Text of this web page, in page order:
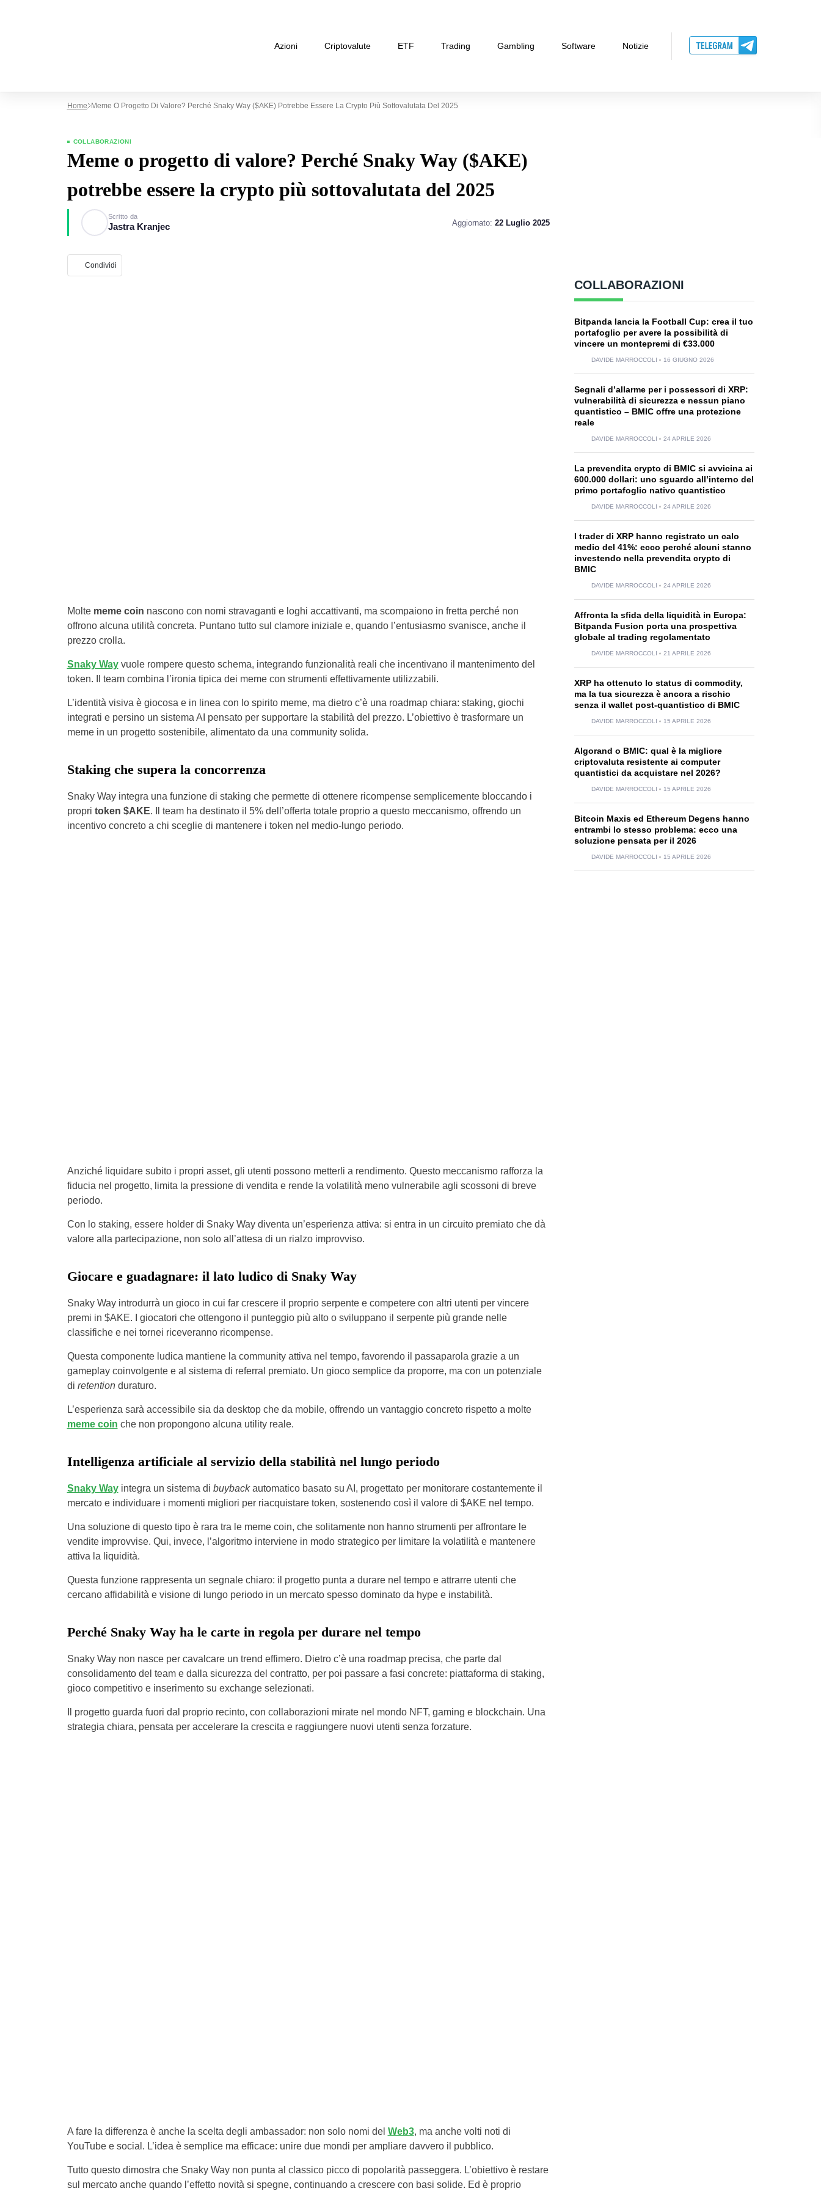
Azioni Criptovalute ETF Trading Gambling Software Notizie
Home Meme O Progetto Di Valore? Perché Snaky Way ($AKE) Potrebbe Essere La Crypto Più Sottovalutata Del 2025
COLLABORAZIONI
Meme o progetto di valore? Perché Snaky Way ($AKE)
potrebbe essere la crypto più sottovalutata del 2025
Scritto da
Jastra Kranjec Aggiornato: 22 Luglio 2025
Condividi
Molte meme coin nascono con nomi stravaganti e loghi accattivanti, ma scompaiono in fretta perché non
offrono alcuna utilità concreta. Puntano tutto sul clamore iniziale e, quando l’entusiasmo svanisce, anche il
prezzo crolla.
Snaky Wayvuole rompere questo schema, integrando funzionalità reali che incentivano il mantenimento del
token. Il team combina l’ironia tipica dei meme con strumenti effettivamente utilizzabili.
L’identità visiva è giocosa e in linea con lo spirito meme, ma dietro c’è una roadmap chiara: staking, giochi
integrati e persino un sistema AI pensato per supportare la stabilità del prezzo. L’obiettivo è trasformare un
meme in un progetto sostenibile, alimentato da una community solida.
Staking che supera la concorrenza
Snaky Way integra una funzione di staking che permette di ottenere ricompense semplicemente bloccando i
propri token $AKE. Il team ha destinato il 5% dell’offerta totale proprio a questo meccanismo, offrendo un
incentivo concreto a chi sceglie di mantenere i token nel medio-lungo periodo.
Anziché liquidare subito i propri asset, gli utenti possono metterli a rendimento. Questo meccanismo rafforza la
fiducia nel progetto, limita la pressione di vendita e rende la volatilità meno vulnerabile agli scossoni di breve
periodo.
Con lo staking, essere holder di Snaky Way diventa un’esperienza attiva: si entra in un circuito premiato che dà
valore alla partecipazione, non solo all’attesa di un rialzo improvviso.
Giocare e guadagnare: il lato ludico di Snaky Way
Snaky Way introdurrà un gioco in cui far crescere il proprio serpente e competere con altri utenti per vincere
premi in $AKE. I giocatori che ottengono il punteggio più alto o sviluppano il serpente più grande nelle
classifiche e nei tornei riceveranno ricompense.
Questa componente ludica mantiene la community attiva nel tempo, favorendo il passaparola grazie a un
gameplay coinvolgente e al sistema di referral premiato. Un gioco semplice da proporre, ma con un potenziale
di retentionduraturo.
L’esperienza sarà accessibile sia da desktop che da mobile, offrendo un vantaggio concreto rispetto a molte
meme coin che non propongono alcuna utility reale.
Intelligenza artificiale al servizio della stabilità nel lungo periodo
Snaky Wayintegra un sistema di buybackautomatico basato su AI, progettato per monitorare costantemente il
mercato e individuare i momenti migliori per riacquistare token, sostenendo così il valore di $AKE nel tempo.
Una soluzione di questo tipo è rara tra le meme coin, che solitamente non hanno strumenti per affrontare le
vendite improvvise. Qui, invece, l’algoritmo interviene in modo strategico per limitare la volatilità e mantenere
attiva la liquidità.
Questa funzione rappresenta un segnale chiaro: il progetto punta a durare nel tempo e attrarre utenti che
cercano affidabilità e visione di lungo periodo in un mercato spesso dominato da hype e instabilità.
Perché Snaky Way ha le carte in regola per durare nel tempo
Snaky Way non nasce per cavalcare un trend effimero. Dietro c’è una roadmap precisa, che parte dal
consolidamento del team e dalla sicurezza del contratto, per poi passare a fasi concrete: piattaforma di staking,
gioco competitivo e inserimento su exchange selezionati.
Il progetto guarda fuori dal proprio recinto, con collaborazioni mirate nel mondo NFT, gaming e blockchain. Una
strategia chiara, pensata per accelerare la crescita e raggiungere nuovi utenti senza forzature.
A fare la differenza è anche la scelta degli ambassador: non solo nomi del Web3, ma anche volti noti di
YouTube e social. L’idea è semplice ma efficace: unire due mondi per ampliare davvero il pubblico.
Tutto questo dimostra che Snaky Way non punta al classico picco di popolarità passeggera. L’obiettivo è restare
sul mercato anche quando l’effetto novità si spegne, continuando a crescere con basi solide. Ed è proprio
COLLABORAZIONI
Bitpanda lancia la Football Cup: crea il tuo
portafoglio per avere la possibilità di
vincere un montepremi di €33.000
DAVIDE MARROCCOLI 16 GIUGNO 2026
Segnali d’allarme per i possessori di XRP:
vulnerabilità di sicurezza e nessun piano
quantistico – BMIC offre una protezione
reale
DAVIDE MARROCCOLI 24 APRILE 2026
La prevendita crypto di BMIC si avvicina ai
600.000 dollari: uno sguardo all’interno del
primo portafoglio nativo quantistico
DAVIDE MARROCCOLI 24 APRILE 2026
I trader di XRP hanno registrato un calo
medio del 41%: ecco perché alcuni stanno
investendo nella prevendita crypto di
BMIC
DAVIDE MARROCCOLI 24 APRILE 2026
Affronta la sfida della liquidità in Europa:
Bitpanda Fusion porta una prospettiva
globale al trading regolamentato
DAVIDE MARROCCOLI 21 APRILE 2026
XRP ha ottenuto lo status di commodity,
ma la tua sicurezza è ancora a rischio
senza il wallet post-quantistico di BMIC
DAVIDE MARROCCOLI 15 APRILE 2026
Algorand o BMIC: qual è la migliore
criptovaluta resistente ai computer
quantistici da acquistare nel 2026?
DAVIDE MARROCCOLI 15 APRILE 2026
Bitcoin Maxis ed Ethereum Degens hanno
entrambi lo stesso problema: ecco una
soluzione pensata per il 2026
DAVIDE MARROCCOLI 15 APRILE 2026